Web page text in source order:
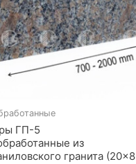
ГП-5
из
гранита (20×8